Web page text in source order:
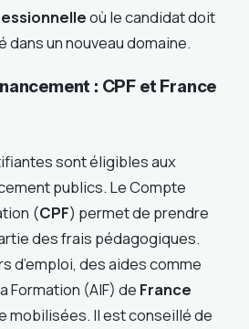
où le candidat doit
un nouveau domaine.
: CPF et France
sont éligibles aux
publics. Le Compte
(CPF) permet de prendre
des frais pédagogiques.
d’emploi, des aides comme
Formation (AIF) de France
mobilisées. Il est conseillé de